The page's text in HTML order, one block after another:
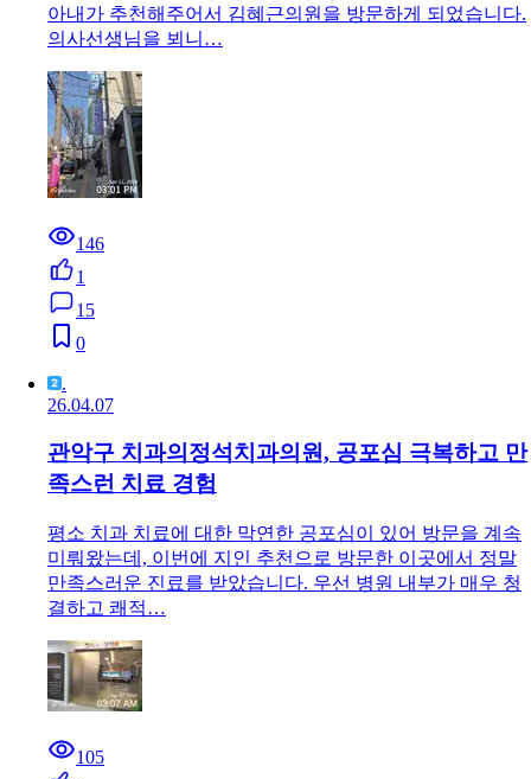
아내가 추천해주어서 김혜근의원을 방문하게 되었습니다.
의사선생님을 뵈니…
146
1
15
0
.
26.04.07
관악구 치과의정석치과의원, 공포심 극복하고 만
족스런 치료 경험
평소 치과 치료에 대한 막연한 공포심이 있어 방문을 계속
미뤄왔는데, 이번에 지인 추천으로 방문한 이곳에서 정말
만족스러운 진료를 받았습니다. 우선 병원 내부가 매우 청
결하고 쾌적…
105